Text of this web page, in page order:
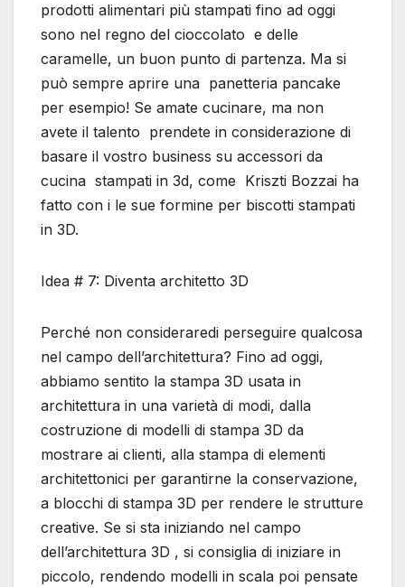
prodotti alimentari più stampati fino ad oggi
sono nel regno del cioccolato e delle
caramelle, un buon punto di partenza. Ma si
può sempre aprire una panetteria pancake
per esempio! Se amate cucinare, ma non
avete il talento prendete in considerazione di
basare il vostro business su accessori da
cucina stampati in 3d, come Kriszti Bozzai ha
fatto con i le sue formine per biscotti stampati
in 3D.
Idea # 7: Diventa architetto 3D
Perché non consideraredi perseguire qualcosa
nel campo dell’architettura? Fino ad oggi,
abbiamo sentito la stampa 3D usata in
architettura in una varietà di modi, dalla
costruzione di modelli di stampa 3D da
mostrare ai clienti, alla stampa di elementi
architettonici per garantirne la conservazione,
a blocchi di stampa 3D per rendere le strutture
creative. Se si sta iniziando nel campo
dell’architettura 3D , si consiglia di iniziare in
piccolo, rendendo modelli in scala poi pensate